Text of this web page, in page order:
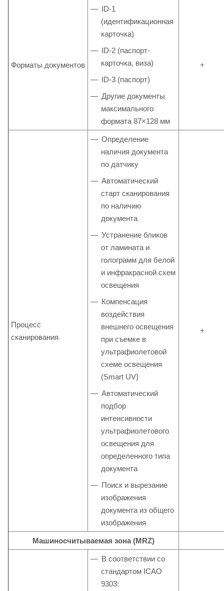
Форматы документов
ID-1
(идентификационная
карточка)
ID-2 (паспорт-
карточка, виза)
ID-3 (паспорт)
Другие документы
максимального
формата 87×128 мм
+
Процесс
сканирования
Определение
наличия документа
по датчику
Автоматический
старт сканирования
по наличию
документа
Устранение бликов
от ламината и
голограмм для белой
и инфракрасной схем
освещения
Компенсация
воздействия
внешнего освещения
при съемке в
ультрафиолетовой
схеме освещения
(Smart UV)
Автоматический
подбор
интенсивности
ультрафиолетового
освещения для
определенного типа
документа
Поиск и вырезание
изображения
документа из общего
изображения
+
Машиносчитываемая зона (MRZ)
В соответствии со
стандартом ICAO
9303: